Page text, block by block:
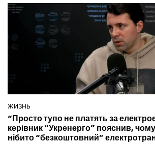
ОПУБЛІКУВАТИ
У
ЖИЗНЬ
“Просто тупо не платять за
керівник “Укренерго” пояснив,
нібито “безкоштовний”